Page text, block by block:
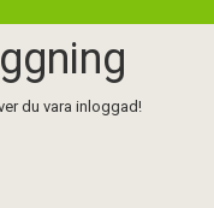
du vara inloggad!